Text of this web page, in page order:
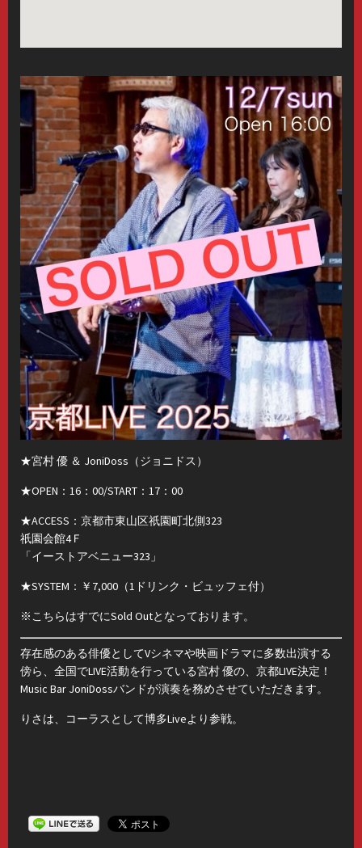
★宮村 優 ＆ JoniDoss（ジョニドス）
★OPEN：16：00/START：17：00
★ACCESS：京都市東山区祇園町北側323
祇園会館4Ｆ
「イーストアベニュー323」
★SYSTEM：￥7,000（1ドリンク・ビュッフェ付）
※こちらはすでにSold Outとなっております。
存在感のある俳優としてVシネマや映画ドラマに多数出演する
傍ら、全国でLIVE活動を行っている宮村 優の、京都LIVE決定！
Music Bar JoniDossバンドが演奏を務めさせていただきます。
りさは、コーラスとして博多Liveより参戦。